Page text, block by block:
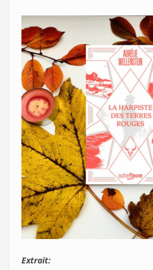
Extrait: